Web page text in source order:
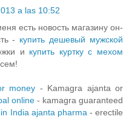
a las 10:52
есть новость магазину он-
- купить дешевый мужской
и купить куртку с мехом
money - Kamagra ajanta or
online - kamagra guaranteed
India ajanta pharma - erectile